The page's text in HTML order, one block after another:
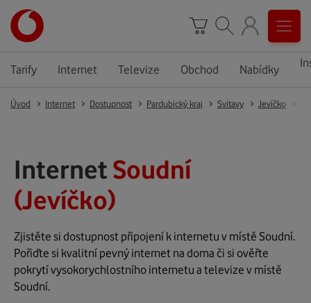
Tarify Internet Televize Obchod Nabídky
Úvod Internet Dostupnost Pardubický kraj Svitavy Jevíčko
Internet Soudní
(Jevíčko)
Zjistěte si dostupnost připojení k internetu v místě Soudní.
Pořiďte si kvalitní pevný internet na doma či si ověřte
pokrytí vysokorychlostního internetu a televize v místě
Soudní.